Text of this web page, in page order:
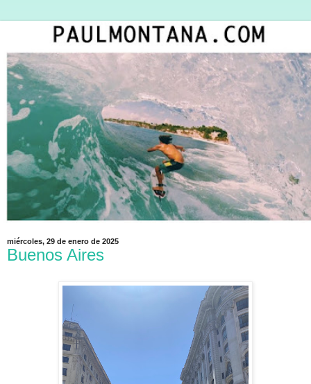
miércoles, 29 de enero de 2025
Buenos Aires